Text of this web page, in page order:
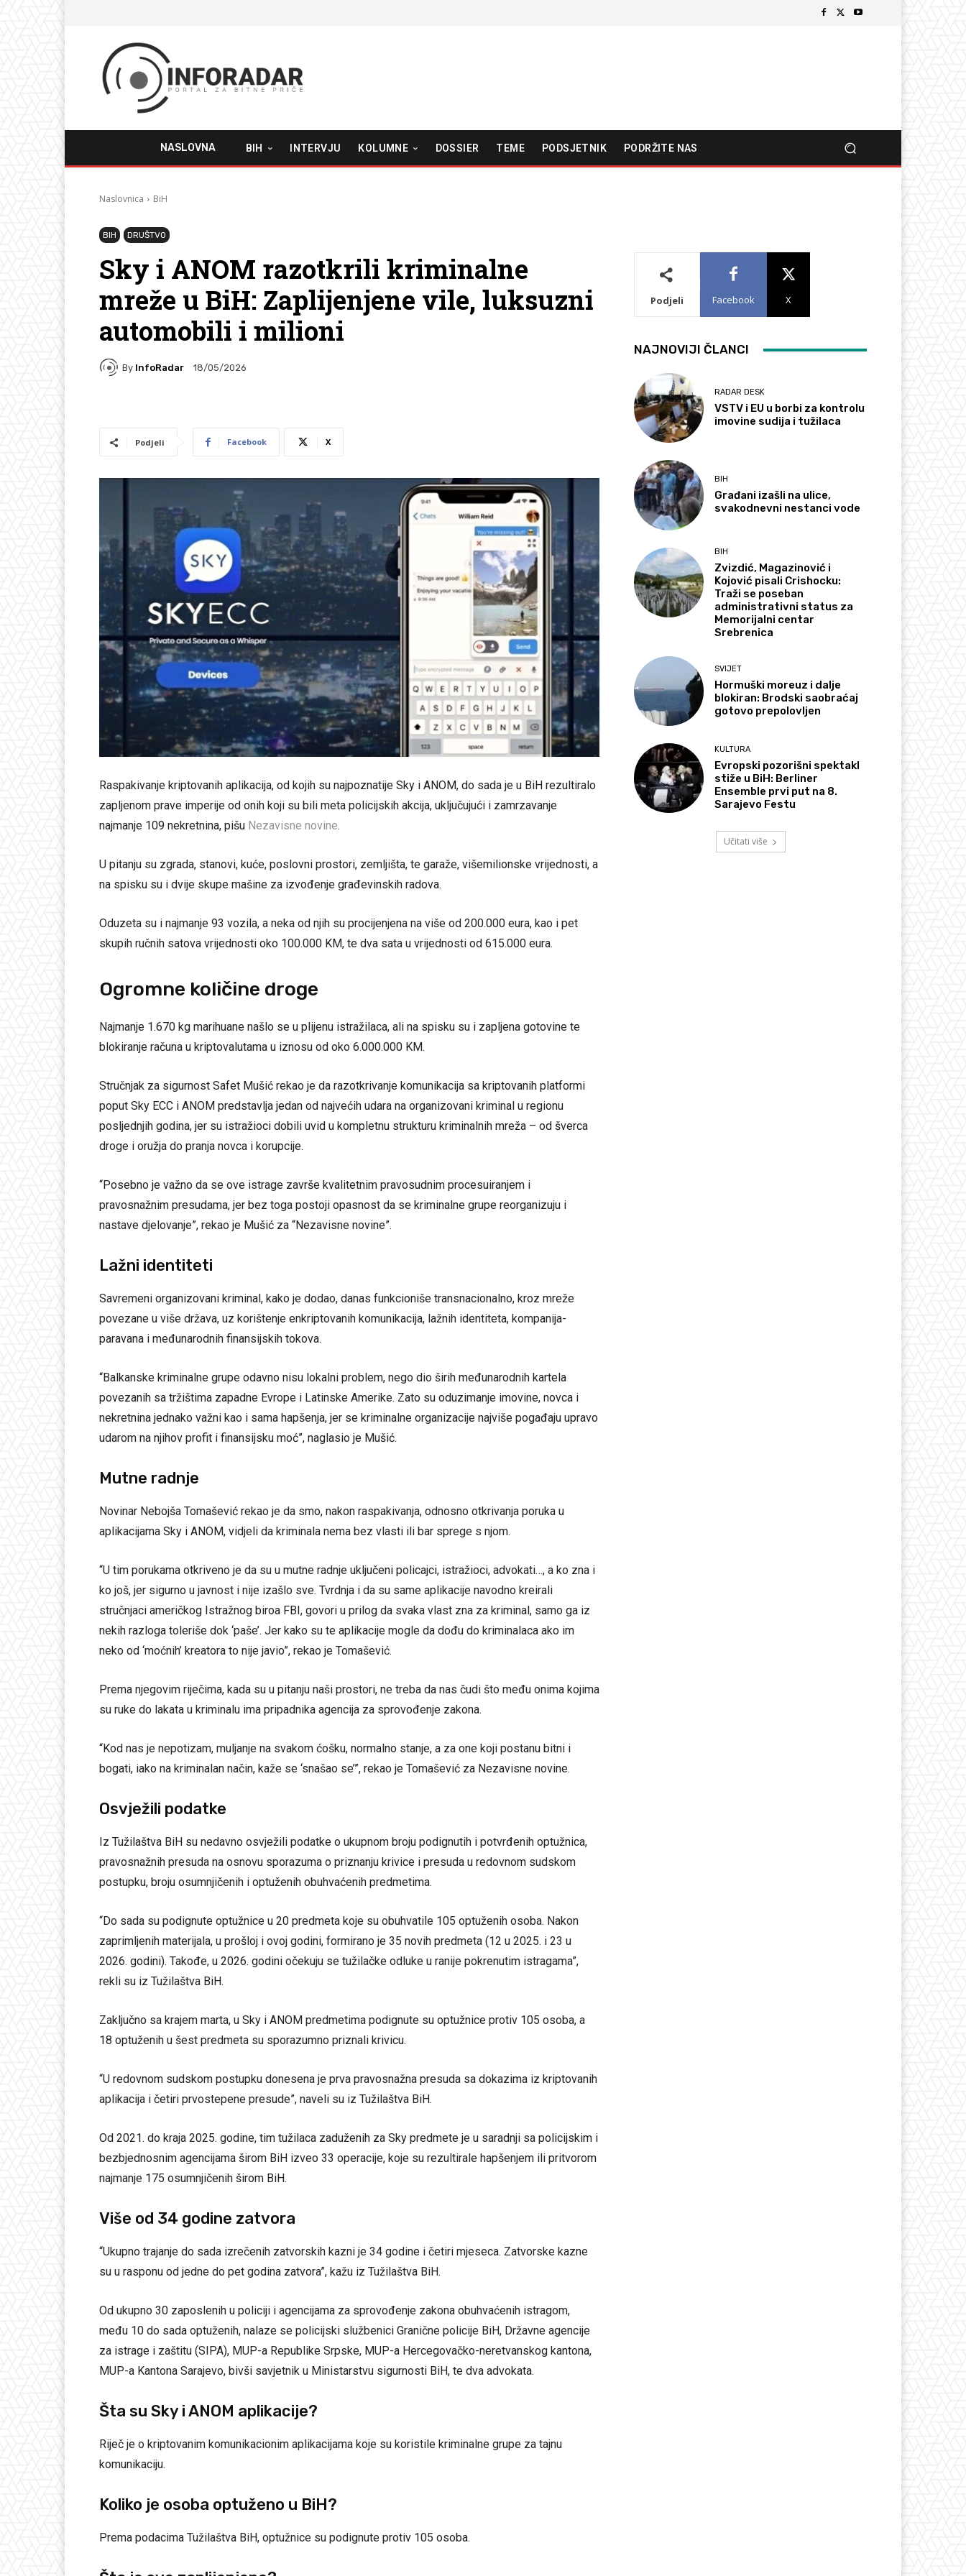
NASLOVNA BIH INTERVJU KOLUMNE DOSSIER TEME PODSJETNIK PODRŽITE NAS
Naslovnica BiH
BIH DRUŠTVO
Sky i ANOM razotkrili kriminalne
mreže u BiH: Zaplijenjene vile, luksuzni
automobili i milioni
By InfoRadar 18/05/2026
Podjeli Facebook X
Raspakivanje kriptovanih aplikacija, od kojih su najpoznatije Sky i ANOM, do sada je u BiH rezultiralo
zapljenom prave imperije od onih koji su bili meta policijskih akcija, uključujući i zamrzavanje
najmanje 109 nekretnina, pišu Nezavisne novine.
U pitanju su zgrada, stanovi, kuće, poslovni prostori, zemljišta, te garaže, višemilionske vrijednosti, a
na spisku su i dvije skupe mašine za izvođenje građevinskih radova.
Oduzeta su i najmanje 93 vozila, a neka od njih su procijenjena na više od 200.000 eura, kao i pet
skupih ručnih satova vrijednosti oko 100.000 KM, te dva sata u vrijednosti od 615.000 eura.
Ogromne količine droge
Najmanje 1.670 kg marihuane našlo se u plijenu istražilaca, ali na spisku su i zapljena gotovine te
blokiranje računa u kriptovalutama u iznosu od oko 6.000.000 KM.
Stručnjak za sigurnost Safet Mušić rekao je da razotkrivanje komunikacija sa kriptovanih platformi
poput Sky ECC i ANOM predstavlja jedan od najvećih udara na organizovani kriminal u regionu
posljednjih godina, jer su istražioci dobili uvid u kompletnu strukturu kriminalnih mreža – od šverca
droge i oružja do pranja novca i korupcije.
“Posebno je važno da se ove istrage završe kvalitetnim pravosudnim procesuiranjem i
pravosnažnim presudama, jer bez toga postoji opasnost da se kriminalne grupe reorganizuju i
nastave djelovanje”, rekao je Mušić za “Nezavisne novine”.
Lažni identiteti
Savremeni organizovani kriminal, kako je dodao, danas funkcioniše transnacionalno, kroz mreže
povezane u više država, uz korištenje enkriptovanih komunikacija, lažnih identiteta, kompanija-
paravana i međunarodnih finansijskih tokova.
“Balkanske kriminalne grupe odavno nisu lokalni problem, nego dio širih međunarodnih kartela
povezanih sa tržištima zapadne Evrope i Latinske Amerike. Zato su oduzimanje imovine, novca i
nekretnina jednako važni kao i sama hapšenja, jer se kriminalne organizacije najviše pogađaju upravo
udarom na njihov profit i finansijsku moć”, naglasio je Mušić.
Mutne radnje
Novinar Nebojša Tomašević rekao je da smo, nakon raspakivanja, odnosno otkrivanja poruka u
aplikacijama Sky i ANOM, vidjeli da kriminala nema bez vlasti ili bar sprege s njom.
“U tim porukama otkriveno je da su u mutne radnje uključeni policajci, istražioci, advokati…, a ko zna i
ko još, jer sigurno u javnost i nije izašlo sve. Tvrdnja i da su same aplikacije navodno kreirali
stručnjaci američkog Istražnog biroa FBI, govori u prilog da svaka vlast zna za kriminal, samo ga iz
nekih razloga toleriše dok ‘paše’. Jer kako su te aplikacije mogle da dođu do kriminalaca ako im
neko od ‘moćnih’ kreatora to nije javio”, rekao je Tomašević.
Prema njegovim riječima, kada su u pitanju naši prostori, ne treba da nas čudi što među onima kojima
su ruke do lakata u kriminalu ima pripadnika agencija za sprovođenje zakona.
“Kod nas je nepotizam, muljanje na svakom ćošku, normalno stanje, a za one koji postanu bitni i
bogati, iako na kriminalan način, kaže se ‘snašao se’”, rekao je Tomašević za Nezavisne novine.
Osvježili podatke
Iz Tužilaštva BiH su nedavno osvježili podatke o ukupnom broju podignutih i potvrđenih optužnica,
pravosnažnih presuda na osnovu sporazuma o priznanju krivice i presuda u redovnom sudskom
postupku, broju osumnjičenih i optuženih obuhvaćenih predmetima.
“Do sada su podignute optužnice u 20 predmeta koje su obuhvatile 105 optuženih osoba. Nakon
zaprimljenih materijala, u prošloj i ovoj godini, formirano je 35 novih predmeta (12 u 2025. i 23 u
2026. godini). Takođe, u 2026. godini očekuju se tužilačke odluke u ranije pokrenutim istragama”,
rekli su iz Tužilaštva BiH.
Zaključno sa krajem marta, u Sky i ANOM predmetima podignute su optužnice protiv 105 osoba, a
18 optuženih u šest predmeta su sporazumno priznali krivicu.
“U redovnom sudskom postupku donesena je prva pravosnažna presuda sa dokazima iz kriptovanih
aplikacija i četiri prvostepene presude”, naveli su iz Tužilaštva BiH.
Od 2021. do kraja 2025. godine, tim tužilaca zaduženih za Sky predmete je u saradnji sa policijskim i
bezbjednosnim agencijama širom BiH izveo 33 operacije, koje su rezultirale hapšenjem ili pritvorom
najmanje 175 osumnjičenih širom BiH.
Više od 34 godine zatvora
“Ukupno trajanje do sada izrečenih zatvorskih kazni je 34 godine i četiri mjeseca. Zatvorske kazne
su u rasponu od jedne do pet godina zatvora”, kažu iz Tužilaštva BiH.
Od ukupno 30 zaposlenih u policiji i agencijama za sprovođenje zakona obuhvaćenih istragom,
među 10 do sada optuženih, nalaze se policijski službenici Granične policije BiH, Državne agencije
za istrage i zaštitu (SIPA), MUP-a Republike Srpske, MUP-a Hercegovačko-neretvanskog kantona,
MUP-a Kantona Sarajevo, bivši savjetnik u Ministarstvu sigurnosti BiH, te dva advokata.
Šta su Sky i ANOM aplikacije?
Riječ je o kriptovanim komunikacionim aplikacijama koje su koristile kriminalne grupe za tajnu
komunikaciju.
Koliko je osoba optuženo u BiH?
Prema podacima Tužilaštva BiH, optužnice su podignute protiv 105 osoba.
Podjeli Facebook X
NAJNOVIJI ČLANCI
RADAR DESK
VSTV i EU u borbi za kontrolu
imovine sudija i tužilaca
BIH
Građani izašli na ulice,
svakodnevni nestanci vode
BIH
Zvizdić, Magazinović i
Kojović pisali Crishocku:
Traži se poseban
administrativni status za
Memorijalni centar
Srebrenica
SVIJET
Hormuški moreuz i dalje
blokiran: Brodski saobraćaj
gotovo prepolovljen
KULTURA
Evropski pozorišni spektakl
stiže u BiH: Berliner
Ensemble prvi put na 8.
Sarajevo Festu
Učitati više